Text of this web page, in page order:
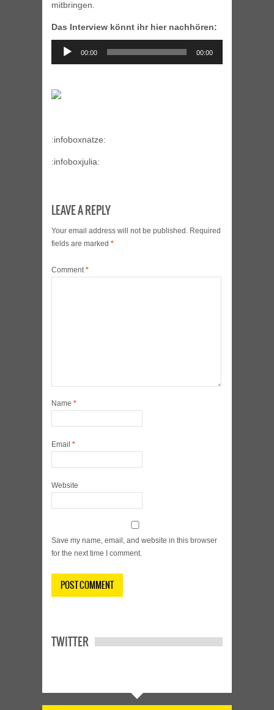
mitbringen.
Das Interview könnt ihr hier nachhören:
Audio
Player
00:00 00:00
:infoboxnatze:
:infoboxjulia:
LEAVE A REPLY
Your email address will not be published. Required
fields are marked *
Comment*
Name *
Email *
Website
Save my name, email, and website in this browser
for the next time I comment.
TWITTER